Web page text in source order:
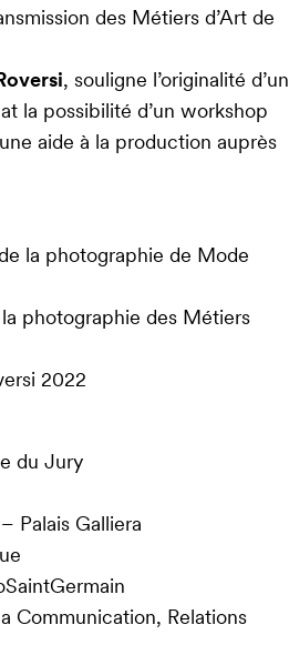
des Métiers d’Art de
, souligne l’originalité d’un
la possibilité d’un workshop
aide à la production auprès
la photographie de Mode
photographie des Métiers
2022
du Jury
Palais Galliera
Communication, Relations